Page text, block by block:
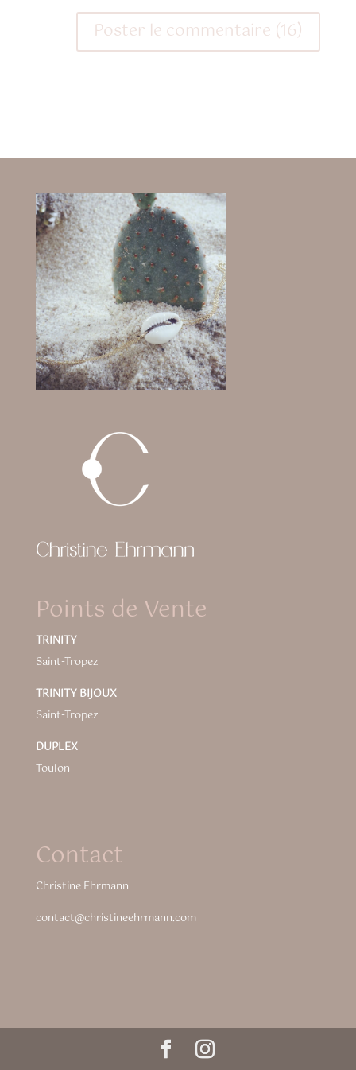
Points de Vente
TRINITY
Saint-Tropez
TRINITY BIJOUX
Saint-Tropez
DUPLEX
Toulon
Contact
Christine Ehrmann
contact@christineehrmann.com